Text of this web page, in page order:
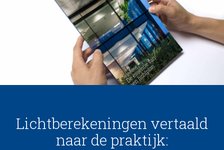
Lichtberekeningen vertaald
naar de praktijk: